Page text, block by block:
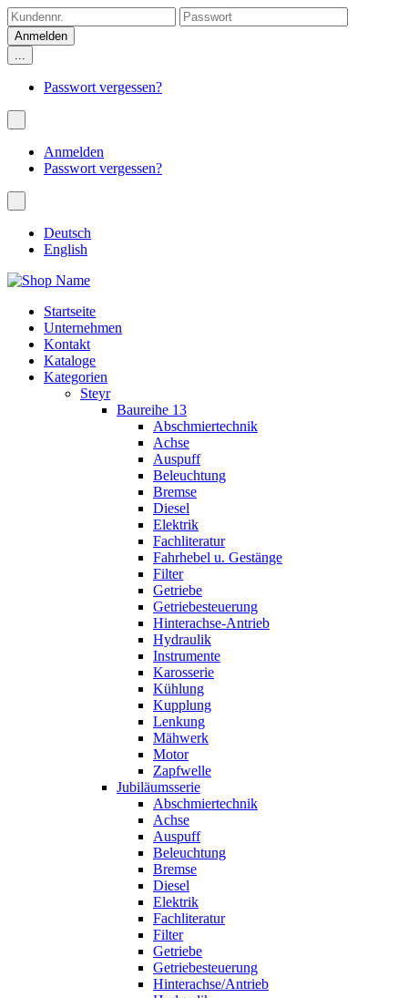
...
Passwort vergessen?
Anmelden
Passwort vergessen?
Deutsch
English
Startseite
Unternehmen
Kontakt
Kataloge
Kategorien
Steyr
Baureihe 13
Abschmiertechnik
Achse
Auspuff
Beleuchtung
Bremse
Diesel
Elektrik
Fachliteratur
Fahrhebel u. Gestänge
Filter
Getriebe
Getriebesteuerung
Hinterachse-Antrieb
Hydraulik
Instrumente
Karosserie
Kühlung
Kupplung
Lenkung
Mähwerk
Motor
Zapfwelle
Jubiläumsserie
Abschmiertechnik
Achse
Auspuff
Beleuchtung
Bremse
Diesel
Elektrik
Fachliteratur
Filter
Getriebe
Getriebesteuerung
Hinterachse/Antrieb